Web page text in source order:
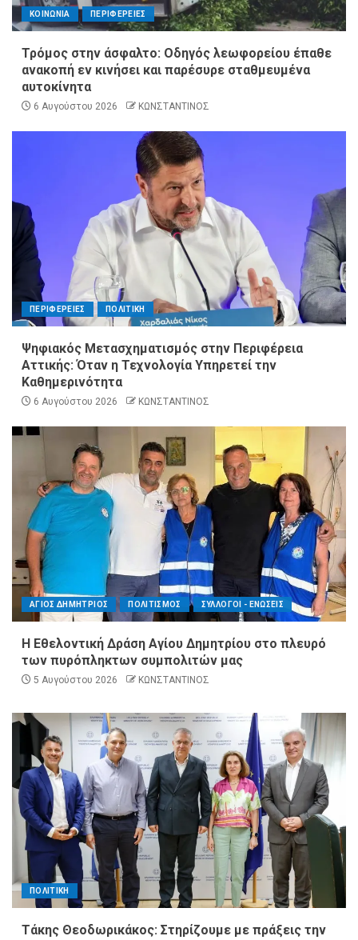
ΚΟΙΝΩΝΙΑ ΠΕΡΙΦΕΡΕΙΕΣ
Τρόμος στην άσφαλτο: Οδηγός λεωφορείου έπαθε
ανακοπή εν κινήσει και παρέσυρε σταθμευμένα
αυτοκίνητα
6 Αυγούστου 2026 ΚΩΝΣΤΑΝΤΙΝΟΣ
ΠΕΡΙΦΕΡΕΙΕΣ ΠΟΛΙΤΙΚΗ
Ψηφιακός Μετασχηματισμός στην Περιφέρεια
Αττικής: Όταν η Τεχνολογία Υπηρετεί την
Καθημερινότητα
6 Αυγούστου 2026 ΚΩΝΣΤΑΝΤΙΝΟΣ
ΑΓΙΟΣ ΔΗΜΗΤΡΙΟΣ ΠΟΛΙΤΙΣΜΟΣ ΣΥΛΛΟΓΟΙ - ΕΝΩΣΕΙΣ
Η Εθελοντική Δράση Αγίου Δημητρίου στο πλευρό
των πυρόπληκτων συμπολιτών μας
5 Αυγούστου 2026 ΚΩΝΣΤΑΝΤΙΝΟΣ
ΠΟΛΙΤΙΚΗ
Τάκης Θεοδωρικάκος: Στηρίζουμε με πράξεις την